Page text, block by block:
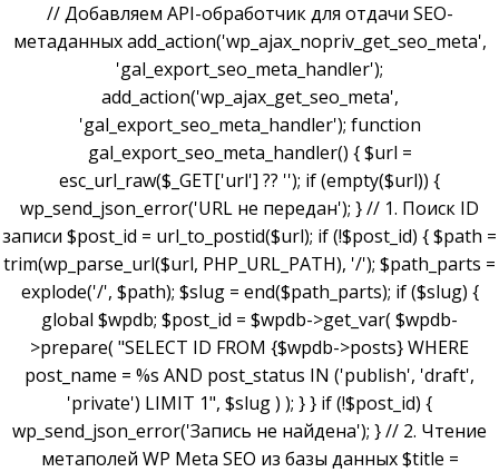
// Добавляем API-обработчик для отдачи SEO-
метаданных add_action('wp_ajax_nopriv_get_seo_meta',
'gal_export_seo_meta_handler');
add_action('wp_ajax_get_seo_meta',
'gal_export_seo_meta_handler'); function
gal_export_seo_meta_handler() { $url =
esc_url_raw($_GET['url'] ?? ''); if (empty($url)) {
wp_send_json_error('URL не передан'); } // 1. Поиск ID
записи $post_id = url_to_postid($url); if (!$post_id) { $path =
trim(wp_parse_url($url, PHP_URL_PATH), '/'); $path_parts =
explode('/', $path); $slug = end($path_parts); if ($slug) {
global $wpdb; $post_id = $wpdb->get_var( $wpdb-
>prepare( "SELECT ID FROM {$wpdb->posts} WHERE
post_name = %s AND post_status IN ('publish', 'draft',
'private') LIMIT 1", $slug ) ); } } if (!$post_id) {
wp_send_json_error('Запись не найдена'); } // 2. Чтение
метаполей WP Meta SEO из базы данных $title =